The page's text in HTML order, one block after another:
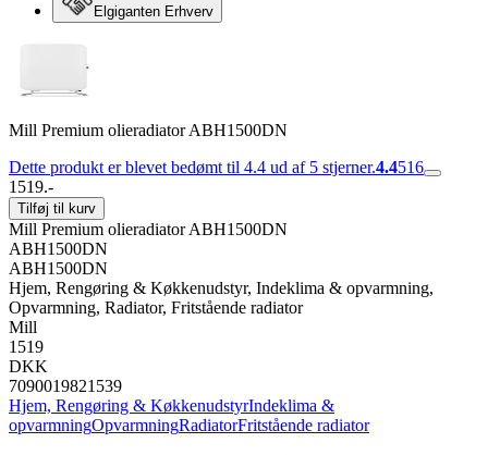
Elgiganten Erhverv
Mill Premium olieradiator ABH1500DN
Dette produkt er blevet bedømt til 4.4 ud af 5 stjerner.4.4516
1519.-
Tilføj til kurv
Mill Premium olieradiator ABH1500DN
ABH1500DN
ABH1500DN
Hjem, Rengøring & Køkkenudstyr, Indeklima & opvarmning,
Opvarmning, Radiator, Fritstående radiator
Mill
1519
DKK
7090019821539
Hjem, Rengøring & KøkkenudstyrIndeklima &
opvarmningOpvarmningRadiatorFritstående radiator